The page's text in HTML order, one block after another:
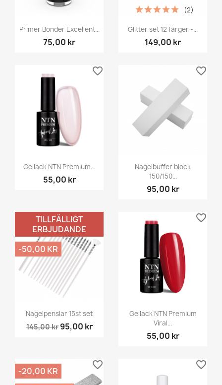
Primer Bonder Excellent...
75,00 kr
Glitter set 12 färger -...
149,00 kr
(2)
Gellack NTN Premium...
55,00 kr
favorite_border
Nagelbuffer block
150/150...
95,00 kr
favorite_border
Nagelpenslar 15st set
145,00 kr 95,00 kr
TILLFÄLLIGT
ERBJUDANDE
-50,00 KR
Gellack NTN Premium
Viral...
55,00 kr
favorite_border
-20,00 KR
favorite_border favorite_border